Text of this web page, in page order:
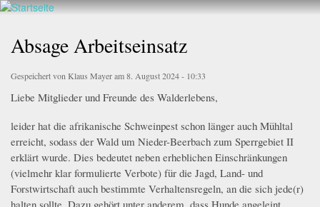
Direkt
Inhalt
Walderlebnis
e.V.
hier
Absage Arbeitseinsatz
Gespeichert von Klaus Mayeram 8. August 2024 - 10:33
Liebe Mitglieder und Freunde des Walderlebens,
leider hat die afrikanische Schweinpest schon länger auch Mühltal
erreicht, sodass der Wald um Nieder-Beerbach zum Sperrgebiet II
erklärt wurde. Dies bedeutet neben erheblichen Einschränkungen
(vielmehr klar formulierte Verbote) für die Jagd, Land- und
Forstwirtschaft auch bestimmte Verhaltensregeln, an die sich jede(r)
halten sollte. Dazu gehört unter anderem, dass Hunde angeleint